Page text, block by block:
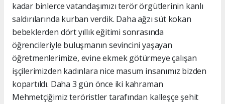
kadar binlerce vatandaşımızı terör örgütlerinin kanlı
saldırılarında kurban verdik. Daha ağzı süt kokan
bebeklerden dört yıllık eğitimi sonrasında
öğrencileriyle buluşmanın sevincini yaşayan
öğretmenlerimize, evine ekmek götürmeye çalışan
işçilerimizden kadınlara nice masum insanımız bizden
kopartıldı. Daha 3 gün önce iki kahraman
Mehmetçiğimiz teröristler tarafından kalleşçe şehit